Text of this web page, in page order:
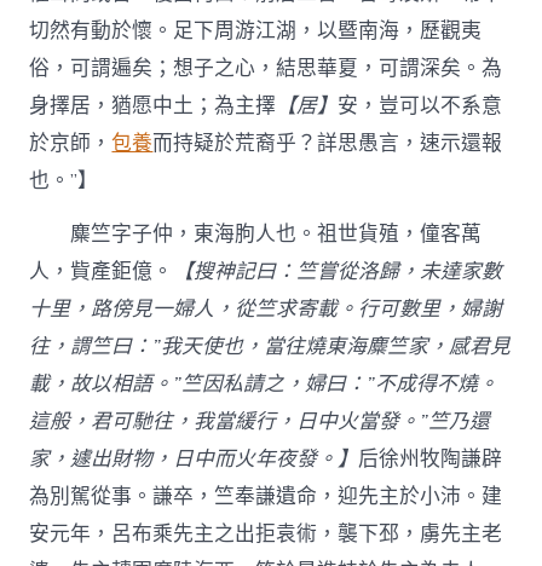
切然有動於懷。足下周游江湖，以暨南海，歷觀夷
俗，可謂遍矣；想子之心，結思華夏，可謂深矣。為
身擇居，猶愿中土；為主擇 【居】 安，豈可以不系意
於京師，包養而持疑於荒裔乎？詳思愚言，速示還報
也。”】
麋竺字子仲，東海朐人也。祖世貨殖，僮客萬
人，貲產鉅億。
【搜神記曰：竺嘗從洛歸，未達家數
十里，路傍見一婦人，從竺求寄載。行可數里，婦謝
往，謂竺曰：”我天使也，當往燒東海麋竺家，感君見
載，故以相語。”竺因私請之，婦曰：”不成得不燒。
這般，君可馳往，我當緩行，日中火當發。”竺乃還
家，遽出財物，日中而火年夜發。】后徐州牧陶謙辟
為別駕從事。謙卒，竺奉謙遺命，迎先主於小沛。建
安元年，呂布乘先主之出拒袁術，襲下邳，虜先主老